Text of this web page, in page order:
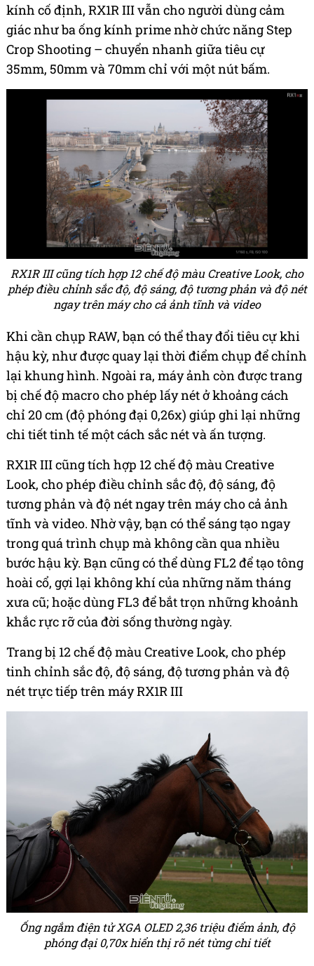
kính cố định, RX1R III vẫn cho người dùng cảm
giác như ba ống kính prime nhờ chức năng Step
Crop Shooting – chuyển nhanh giữa tiêu cự
35mm, 50mm và 70mm chỉ với một nút bấm.
RX1R III cũng tích hợp 12 chế độ màu Creative Look, cho
phép điều chỉnh sắc độ, độ sáng, độ tương phản và độ nét
ngay trên máy cho cả ảnh tĩnh và video
Khi cần chụp RAW, bạn có thể thay đổi tiêu cự khi
hậu kỳ, như được quay lại thời điểm chụp để chỉnh
lại khung hình. Ngoài ra, máy ảnh còn được trang
bị chế độ macro cho phép lấy nét ở khoảng cách
chỉ 20 cm (độ phóng đại 0,26x) giúp ghi lại những
chi tiết tinh tế một cách sắc nét và ấn tượng.
RX1R III cũng tích hợp 12 chế độ màu Creative
Look, cho phép điều chỉnh sắc độ, độ sáng, độ
tương phản và độ nét ngay trên máy cho cả ảnh
tĩnh và video. Nhờ vậy, bạn có thể sáng tạo ngay
trong quá trình chụp mà không cần qua nhiều
bước hậu kỳ. Bạn cũng có thể dùng FL2 để tạo tông
hoài cổ, gợi lại không khí của những năm tháng
xưa cũ; hoặc dùng FL3 để bắt trọn những khoảnh
khắc rực rỡ của đời sống thường ngày.
Trang bị 12 chế độ màu Creative Look, cho phép
tinh chỉnh sắc độ, độ sáng, độ tương phản và độ
nét trực tiếp trên máy RX1R III
Ống ngắm điện tử XGA OLED 2,36 triệu điểm ảnh, độ
phóng đại 0,70x hiển thị rõ nét từng chi tiết